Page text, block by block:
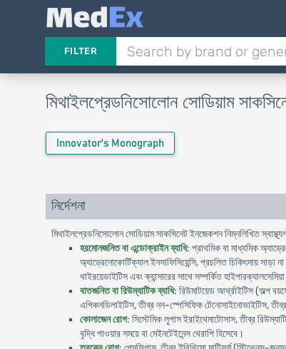
FILTER
মিথাইলপ্রেডনিসোলোন সোডিয়াম
Innovator's Monograph
নির্দেশনা
মিথাইলপ্রেডনিসোলোন সোডিয়াম সাকসিনেট ইনজেকশন নিম্নলিখিত
হরমোনজনিত বা এন্ডোক্রাইন ব্যাধি: প্রাথমিক বা মাধ্যমিক
অ্যাড্রেনোকোর্টিক্যাল ইনসাফিসিয়েন্সি, প্রচলিত চিকিৎসায়
থাইরয়েডাইটিস এবং ক্যান্সারের সাথে সম্পর্কিত
বাতজনিত বা রিউম্যাটিক ব্যাধি: রিউমাটয়েড আর্থ্রাইটিস (অল্প
এপিকনডিলাইটিস, তীব্র নন-স্পেসিফিক টেনোসাইনোভাইটিস,
কোলাজেন রোগ: সিস্টেমিক লুপাস ইরাইথেমাটোসাস, তীব্র
বৃদ্ধি পাওয়ার সময়ে বা মেইনটেইনেন্স থেরাপি হিসেবে।